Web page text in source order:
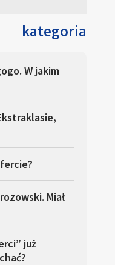
kategoria
W jakim
Miał
już